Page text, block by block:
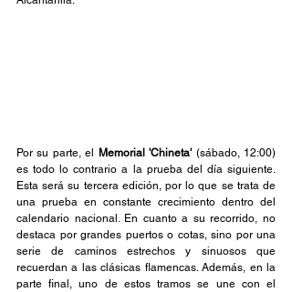
Por su parte, el Memorial 'Chineta' (sábado, 12:00)
es todo lo contrario a la prueba del día siguiente.
Esta será su tercera edición, por lo que se trata de
una prueba en constante crecimiento dentro del
calendario nacional. En cuanto a su recorrido, no
destaca por grandes puertos o cotas, sino por una
serie de caminos estrechos y sinuosos que
recuerdan a las clásicas flamencas. Además, en la
parte final, uno de estos tramos se une con el